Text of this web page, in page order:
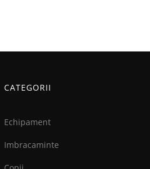
CATEGORII
Echipament
Imbracaminte